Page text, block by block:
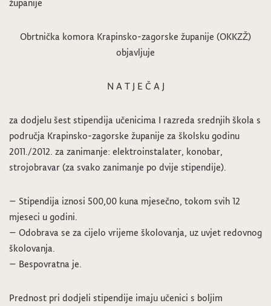
Obrtnička komora Krapinsko-zagorske županije (OKKZŽ)
objavljuje
N A T J E Č A J
za dodjelu šest stipendija učenicima I razreda srednjih škola s
područja Krapinsko-zagorske županije za školsku godinu
2011./2012. za zanimanje: elektroinstalater, konobar,
strojobravar (za svako zanimanje po dvije stipendije).
– Stipendija iznosi 500,00 kuna mjesečno, tokom svih 12
mjeseci u godini.
– Odobrava se za cijelo vrijeme školovanja, uz uvjet redovnog
školovanja.
– Bespovratna je.
Prednost pri dodjeli stipendije imaju učenici s boljim